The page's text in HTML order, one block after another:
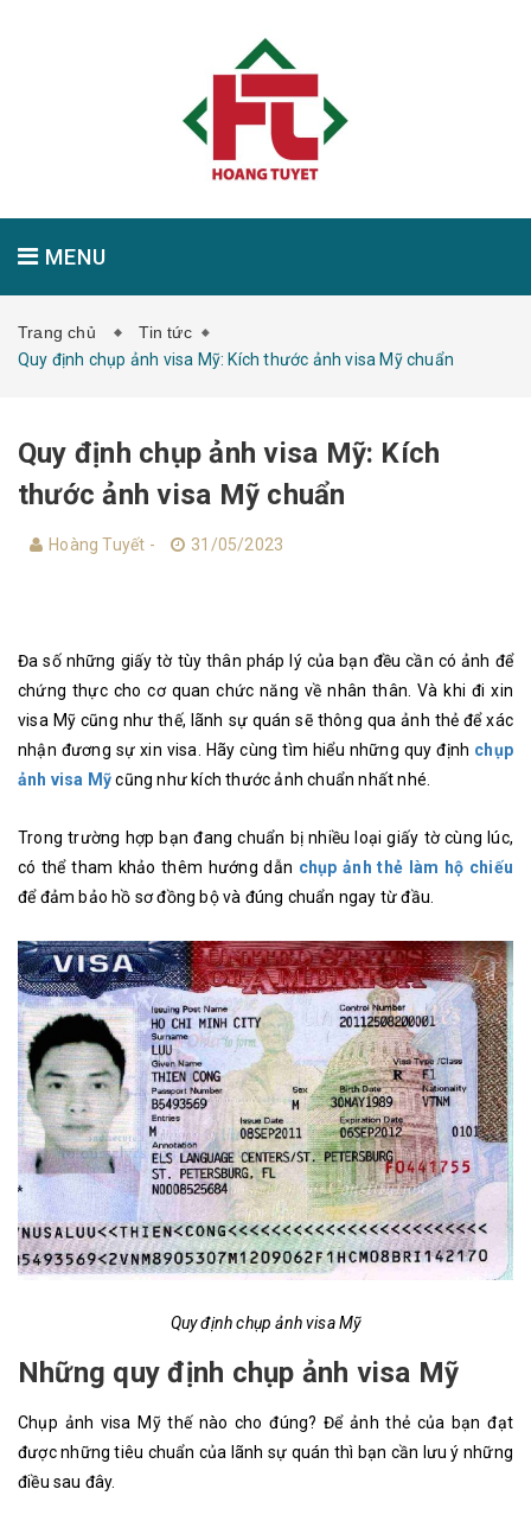
MENU
GIỚI THIỆU SẢN PHẨM TIN TỨC
LIÊN HỆ
Trang chủ
Tin tức
Quy định chụp ảnh visa Mỹ: Kích thước ảnh visa Mỹ chuẩn
Quy định chụp ảnh visa Mỹ: Kích
thước ảnh visa Mỹ chuẩn
Hoàng Tuyết - 31/05/2023
Đa số những giấy tờ tùy thân pháp lý của bạn đều cần có ảnh để
chứng thực cho cơ quan chức năng về nhân thân. Và khi đi xin
visa Mỹ cũng như thế, lãnh sự quán sẽ thông qua ảnh thẻ để xác
nhận đương sự xin visa. Hãy cùng tìm hiểu những quy định chụp
ảnh visa Mỹcũng như kích thước ảnh chuẩn nhất nhé.
Trong trường hợp bạn đang chuẩn bị nhiều loại giấy tờ cùng lúc,
có thể tham khảo thêm hướng dẫn chụp ảnh thẻ làm hộ chiếu
để đảm bảo hồ sơ đồng bộ và đúng chuẩn ngay từ đầu.
Quy định chụp ảnh visa Mỹ
Những quy định chụp ảnh visa Mỹ
Chụp ảnh visa Mỹ thế nào cho đúng? Để ảnh thẻ của bạn đạt
được những tiêu chuẩn của lãnh sự quán thì bạn cần lưu ý những
điều sau đây.